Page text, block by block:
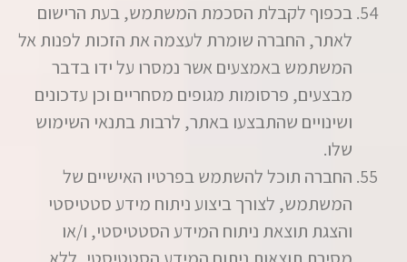
בכפוף לקבלת הסכמת המשתמש, בעת הרישום
לאתר, החברה שומרת לעצמה את הזכות לפנות אל
המשתמש באמצעים אשר נמסרו על ידו בדבר
מבצעים, פרסומות מגופים מסחריים וכן עדכונים
ושינויים שהתבצעו באתר, לרבות בתנאי השימוש
שלו.
החברה תוכל להשתמש בפרטיו האישיים של
המשתמש, לצורך ביצוע ניתוח מידע סטטיסטי
והצגת תוצאת ניתוח המידע הסטטיסטי, ו/או